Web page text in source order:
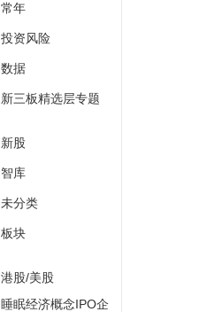
常年
投资风险
数据
新三板精选层专题
新股
智库
未分类
板块
港股/美股
睡眠经济概念IPO企